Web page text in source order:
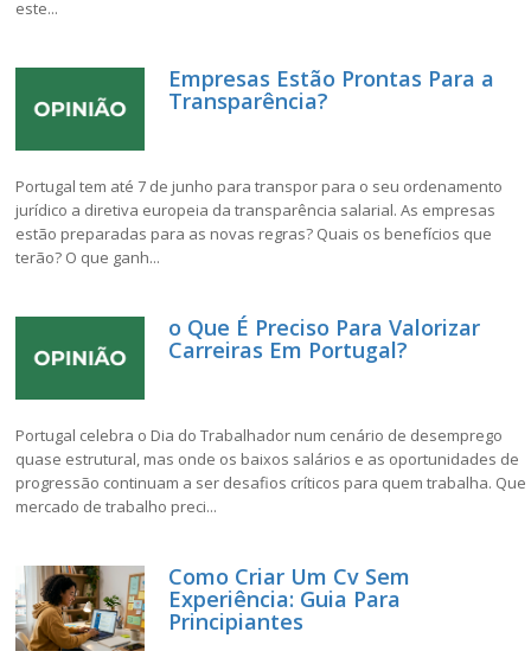
este...
Empresas Estão Prontas Para a
Transparência?
Portugal tem até 7 de junho para transpor para o seu ordenamento
jurídico a diretiva europeia da transparência salarial. As empresas
estão preparadas para as novas regras? Quais os benefícios que
terão? O que ganh...
o Que É Preciso Para Valorizar
Carreiras Em Portugal?
Portugal celebra o Dia do Trabalhador num cenário de desemprego
quase estrutural, mas onde os baixos salários e as oportunidades de
progressão continuam a ser desafios críticos para quem trabalha. Que
mercado de trabalho preci...
Como Criar Um Cv Sem
Experiência: Guia Para
Principiantes